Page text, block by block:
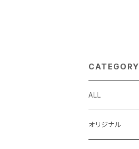
CATEGORY
ALL
オリジナル